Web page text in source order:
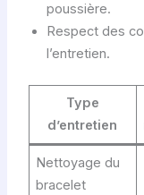
poussière.
Respect des
l’entretien.
Type
d’entretien
Nettoyage du
bracelet